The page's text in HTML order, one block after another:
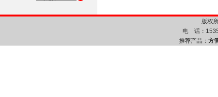
版权
电 话：
推荐产品： 方